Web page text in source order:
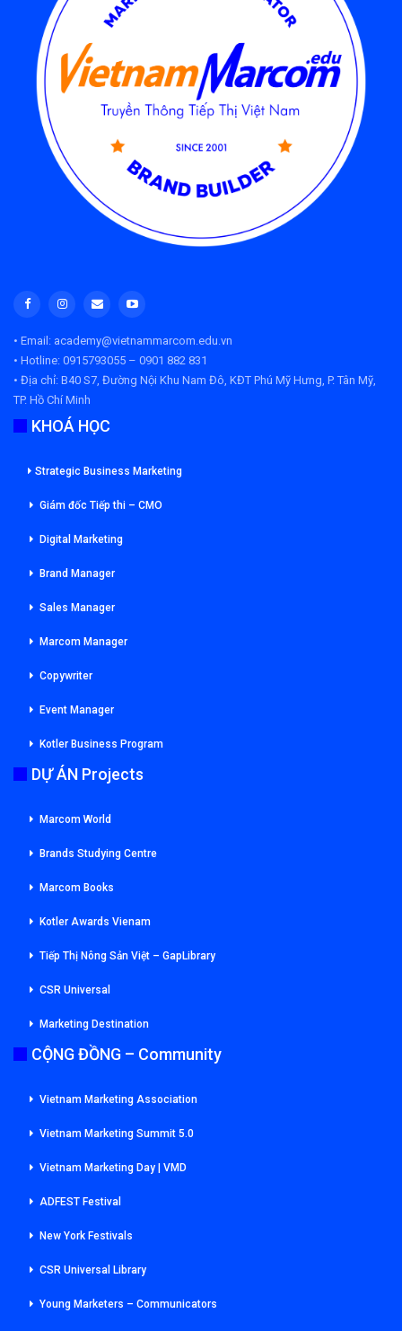
• Email: academy@vietnammarcom.edu.vn
• Hotline: 0915793055 – 0901 882 831
• Địa chỉ: B40 S7, Đường Nội Khu Nam Đô, KĐT Phú Mỹ Hưng, P. Tân Mỹ,
TP. Hồ Chí Minh
KHOÁ HỌC
Strategic Business Marketing
Giám đốc Tiếp thi – CMO
Digital Marketing
Brand Manager
Sales Manager
Marcom Manager
Copywriter
Event Manager
Kotler Business Program
DỰ ÁN Projects
Marcom World
Brands Studying Centre
Marcom Books
Kotler Awards Vienam
Tiếp Thị Nông Sản Việt – GapLibrary
CSR Universal
Marketing Destination
CỘNG ĐỒNG – Community
Vietnam Marketing Association
Vietnam Marketing Summit 5.0
Vietnam Marketing Day | VMD
ADFEST Festival
New York Festivals
CSR Universal Library
Young Marketers – Communicators